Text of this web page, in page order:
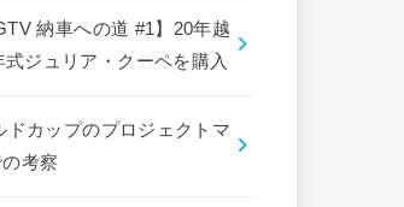
納車への道 #1】20年越
式ジュリア・クーペを購入
ドカップのプロジェクトマ
考察